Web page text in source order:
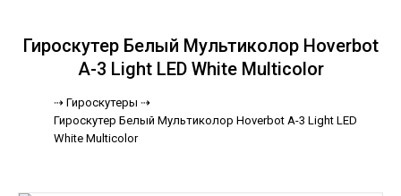
Гироскутер Белый Мультиколор Hoverbot
A-3 Light LED White Multicolor
⇢ Гироскутеры ⇢
Гироскутер Белый Мультиколор Hoverbot A-3 Light LED
White Multicolor